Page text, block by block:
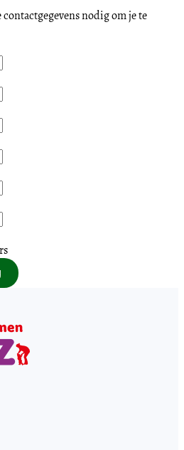
nodig om je te